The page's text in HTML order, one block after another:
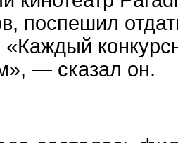
поспешил
«Каждый
— сказал он.